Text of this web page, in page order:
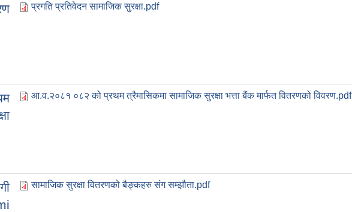
प्रगति प्रतिवेदन सामाजिक सुरक्षा.pdf
आ.व.२०८१ ०८२ को प्रथम त्रैमासिकमा सामाजिक सुरक्षा भत्ता बैंक मार्फत वितरणको विवरण.pdf
सामाजिक सुरक्षा वितरणको बैङ्कहरु संग सम्झौता.pdf